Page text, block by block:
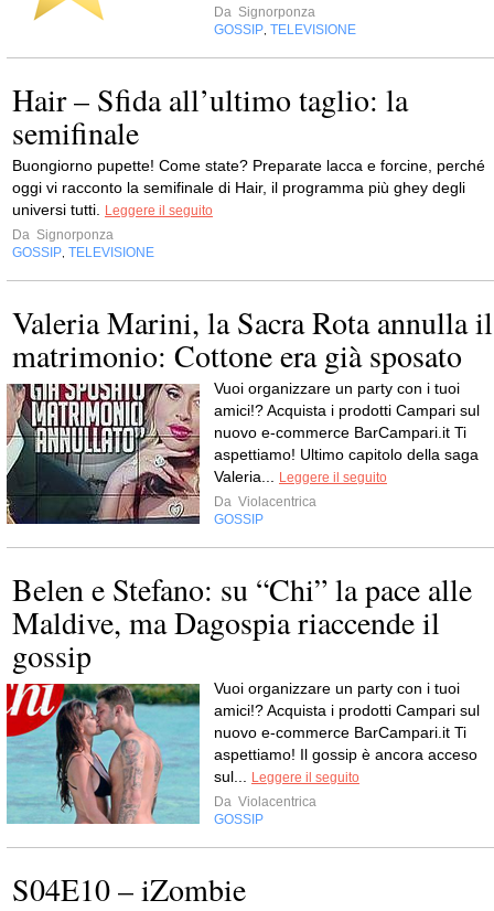
Da Signorponza
GOSSIP TELEVISIONE
Hair – Sfida all’ultimo taglio: la
semifinale
Buongiorno pupette! Come state? Preparate lacca e forcine, perché
oggi vi racconto la semifinale di Hair, il programma più ghey degli
universi tutti.
Leggere il seguito
Da Signorponza
GOSSIP TELEVISIONE
Valeria Marini, la Sacra Rota annulla il
matrimonio: Cottone era già sposato
Vuoi organizzare un party con i tuoi
amici!? Acquista i prodotti Campari sul
nuovo e-commerce BarCampari.it Ti
aspettiamo! Ultimo capitolo della saga
Valeria...
Leggere il seguito
Da Violacentrica
GOSSIP
Belen e Stefano: su “Chi” la pace alle
Maldive, ma Dagospia riaccende il
gossip
Vuoi organizzare un party con i tuoi
amici!? Acquista i prodotti Campari sul
nuovo e-commerce BarCampari.it Ti
aspettiamo! Il gossip è ancora acceso
sul...
Leggere il seguito
Da Violacentrica
GOSSIP
S04E10 – iZombie